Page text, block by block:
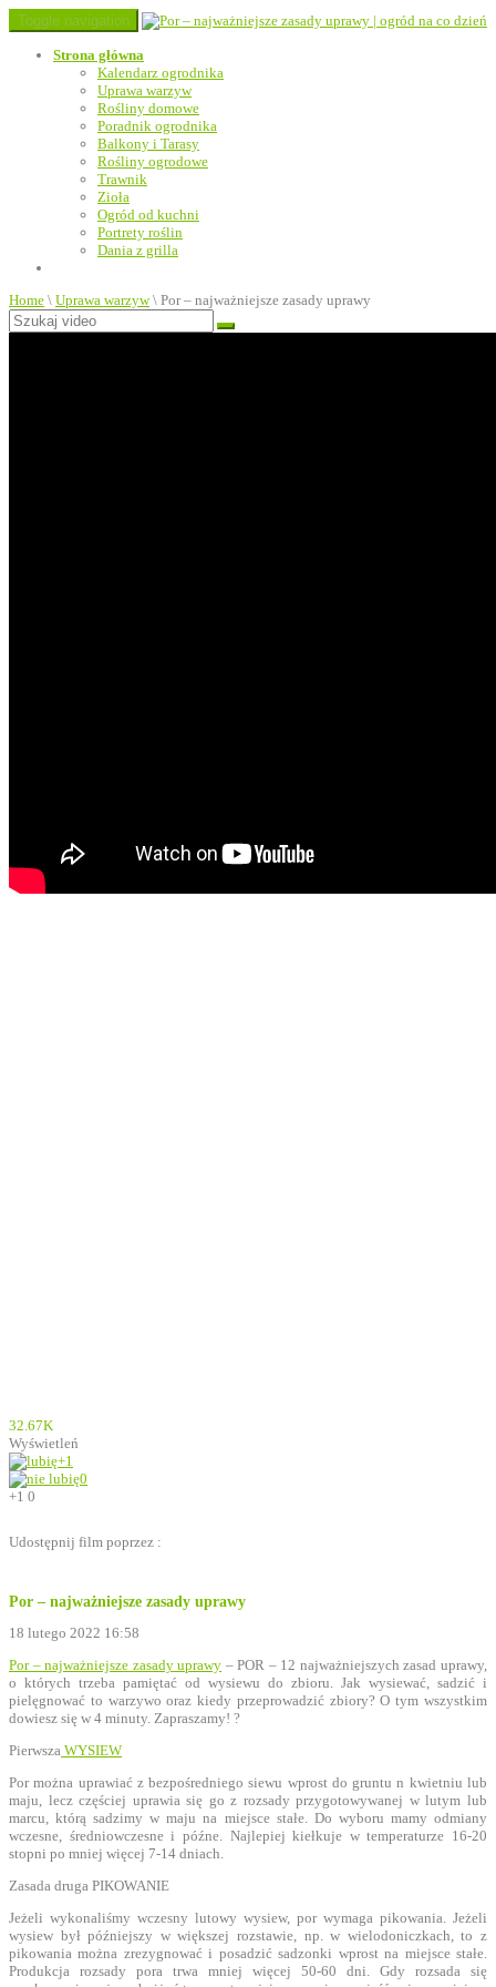
Toggle navigation
Strona główna
Kalendarz ogrodnika
Uprawa warzyw
Rośliny domowe
Poradnik ogrodnika
Balkony i Tarasy
Rośliny ogrodowe
Trawnik
Zioła
Ogród od kuchni
Portrety roślin
Dania z grilla
Home \ Uprawa warzyw\ Por – najważniejsze zasady uprawy
32.67K
Wyświetleń
+1
0
+1 0
Udostępnij film poprzez :
Por – najważniejsze zasady uprawy
18 lutego 2022 16:58
Por – najważniejsze zasady uprawy – POR – 12 najważniejszych zasad uprawy,
o których trzeba pamiętać od wysiewu do zbioru. Jak wysiewać, sadzić i
pielęgnować to warzywo oraz kiedy przeprowadzić zbiory? O tym wszystkim
dowiesz się w 4 minuty. Zapraszamy! ?
Pierwsza WYSIEW
Por można uprawiać z bezpośredniego siewu wprost do gruntu n kwietniu lub
maju, lecz częściej uprawia się go z rozsady przygotowywanej w lutym lub
marcu, którą sadzimy w maju na miejsce stałe. Do wyboru mamy odmiany
wczesne, średniowczesne i późne. Najlepiej kiełkuje w temperaturze 16-20
stopni po mniej więcej 7-14 dniach.
Zasada druga PIKOWANIE
Jeżeli wykonaliśmy wczesny lutowy wysiew, por wymaga pikowania. Jeżeli
wysiew był późniejszy w większej rozstawie, np. w wielodoniczkach, to z
pikowania można zrezygnować i posadzić sadzonki wprost na miejsce stałe.
Produkcja rozsady pora trwa mniej więcej 50-60 dni. Gdy rozsada się